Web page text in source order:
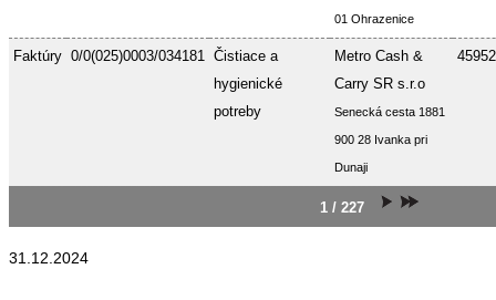
01 Ohrazenice
Faktúry 0/0(025)0003/034181 Čistiace a
hygienické
potreby
Metro Cash &
Carry SR s.r.o
Senecká cesta 1881
900 28 Ivanka pri
Dunaji
1 / 227
31.12.2024